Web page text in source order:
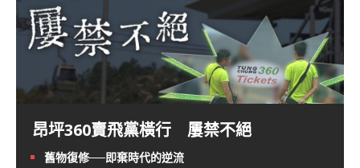
昂坪360賣飛黨橫行 屢禁不絕
舊物復修──即棄時代的逆流